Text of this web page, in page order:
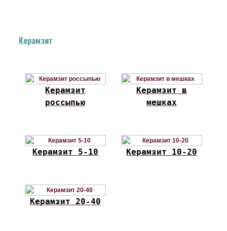
Керамзит
Керамзит
россыпью
Керамзит в
мешках
Керамзит 5-10 Керамзит 10-20
Керамзит 20-40